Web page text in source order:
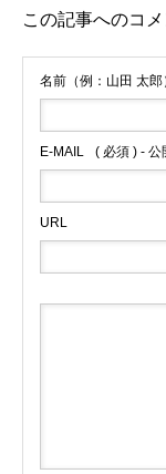
この記事へのコ
名前（例：山田 太郎
E-MAIL ( 必須 ) - 公
URL